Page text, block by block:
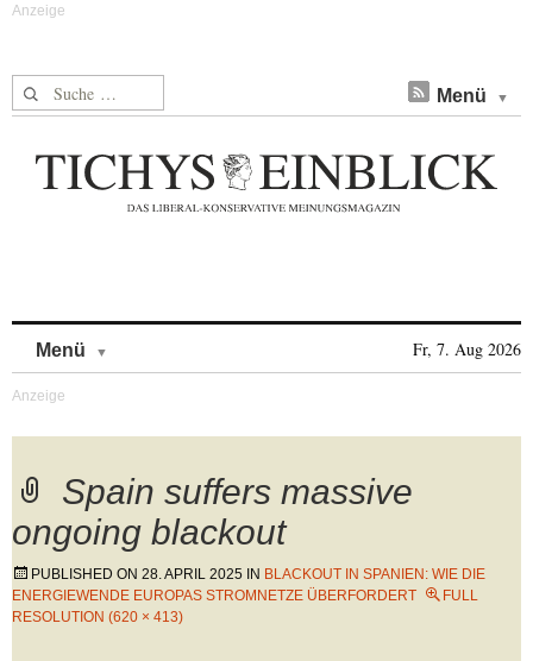
Suche nach: Menü
Menü Fr, 7. Aug 2026
Spain suffers massive
ongoing blackout
PUBLISHED ON 28. APRIL 2025 IN BLACKOUT IN SPANIEN: WIE DIE
ENERGIEWENDE EUROPAS STROMNETZE ÜBERFORDERT
FULL
RESOLUTION (620 × 413)